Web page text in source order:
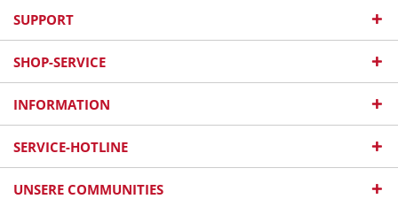
SUPPORT
SHOP-SERVICE
INFORMATION
SERVICE-HOTLINE
UNSERE COMMUNITIES